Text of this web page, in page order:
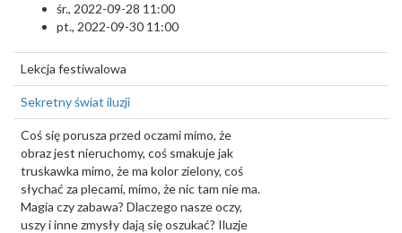
śr., 2022-09-28 11:00
pt., 2022-09-30 11:00
Lekcja festiwalowa
Sekretny świat iluzji
Coś się porusza przed oczami mimo, że
obraz jest nieruchomy, coś smakuje jak
truskawka mimo, że ma kolor zielony, coś
słychać za plecami, mimo, że nic tam nie ma.
Magia czy zabawa? Dlaczego nasze oczy,
uszy i inne zmysły dają się oszukać? Iluzje